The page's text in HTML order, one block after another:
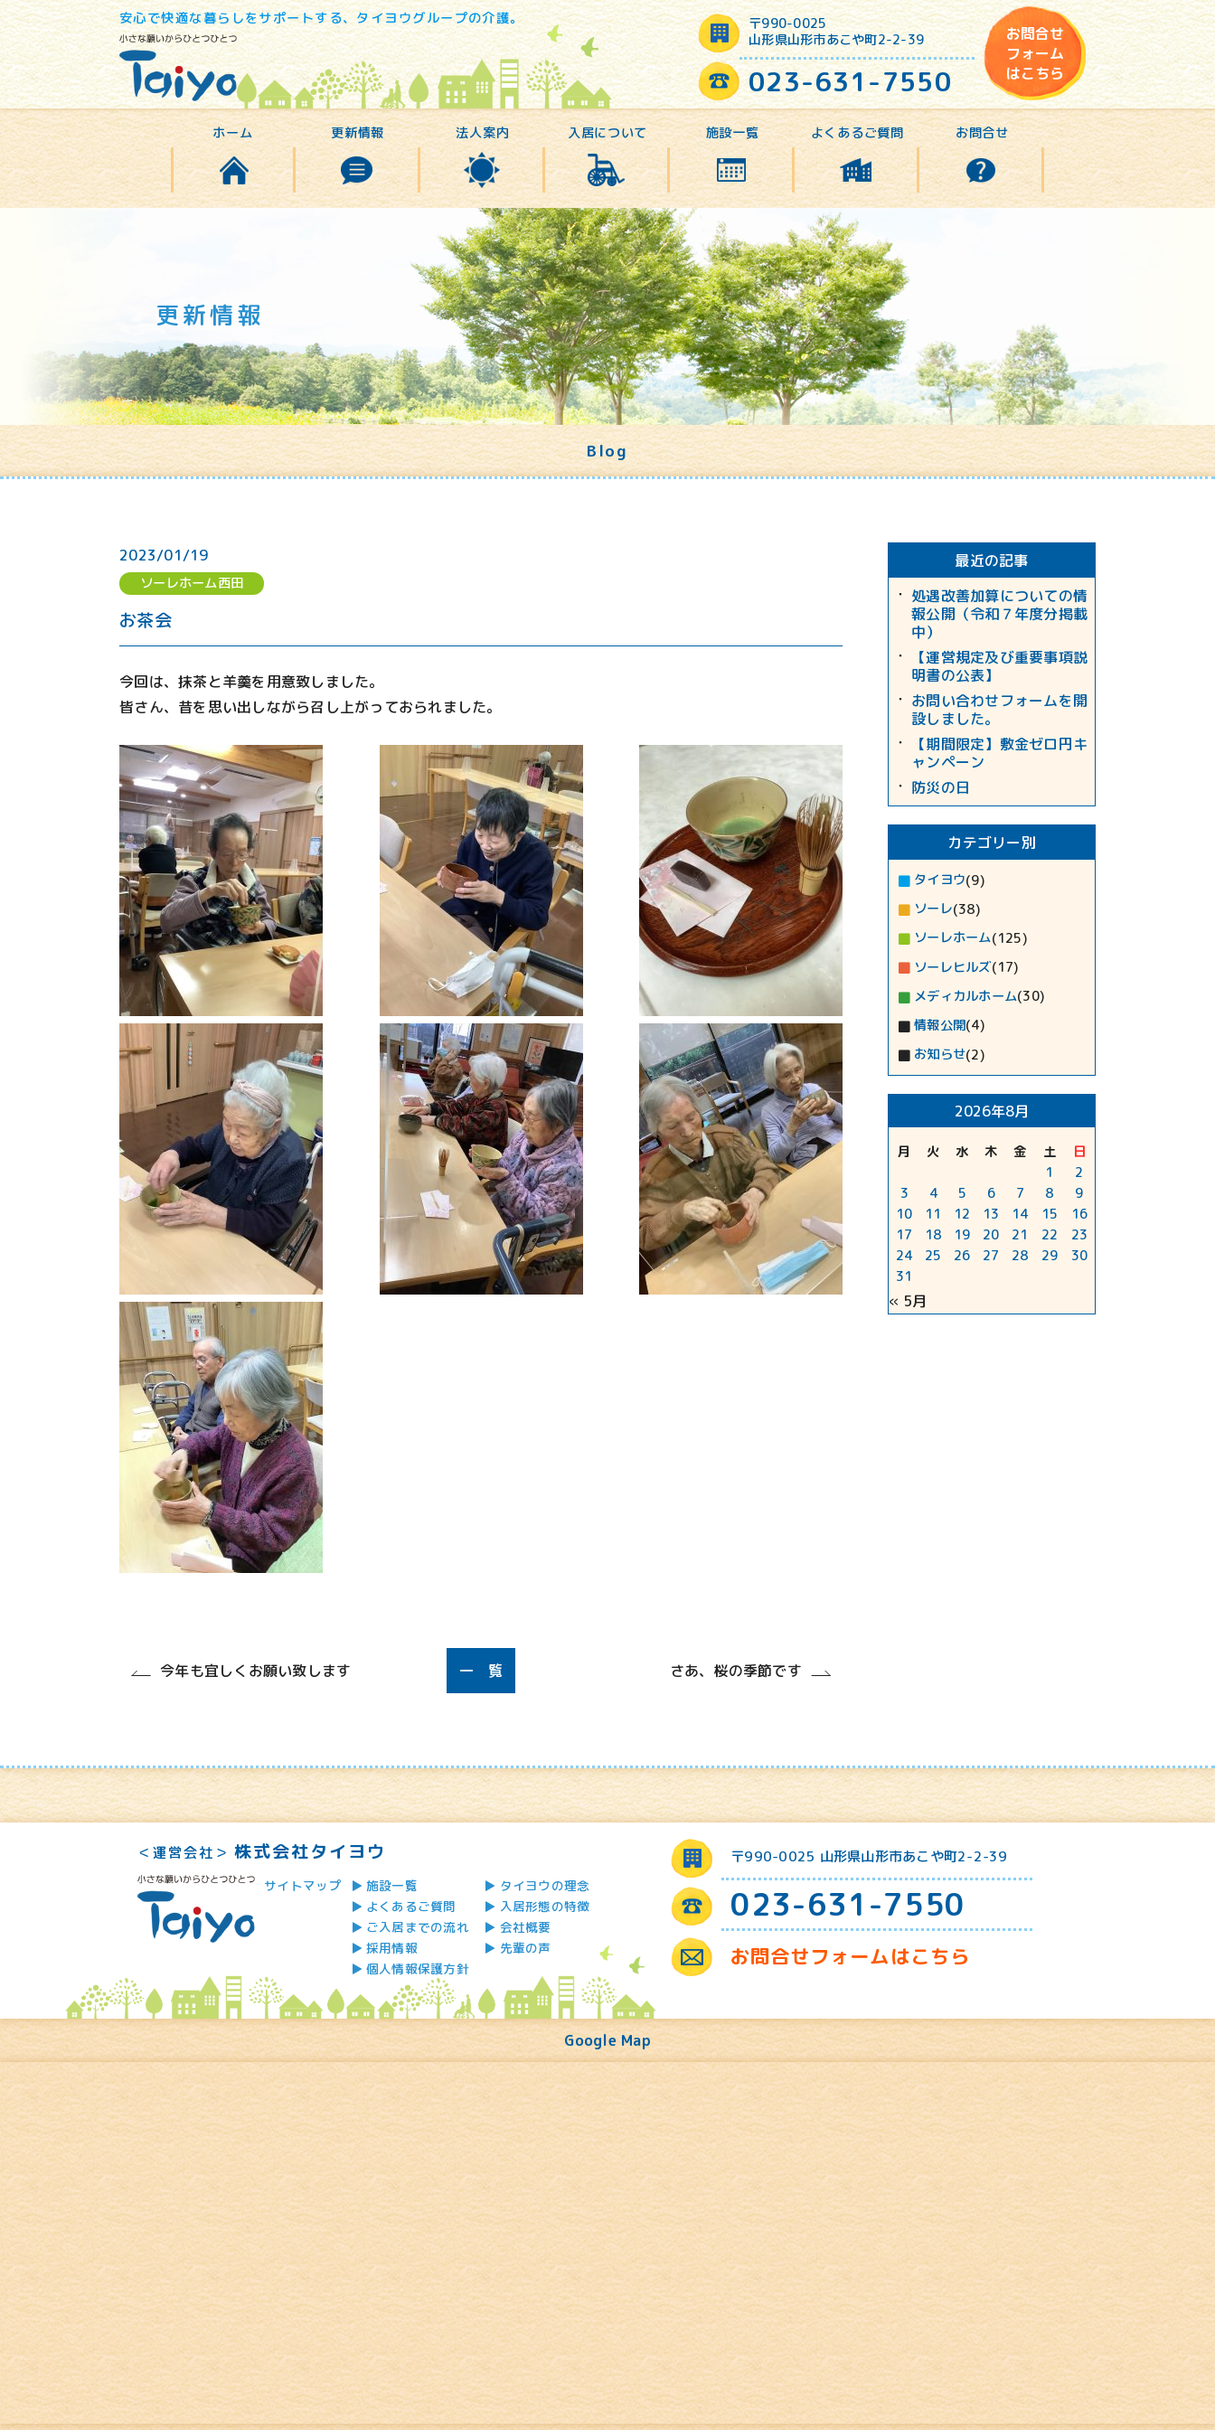
安心で快適な暮らしをサポートする、タイヨウグループの介護。
〒990-0025
山形県山形市あこや町2-2-39
023-631-7550
お問合せ
フォーム
はこちら
ホーム 更新情報 法人案内 入居について 施設一覧 よくあるご質問 お問合せ
更新情報
Blog
2023/01/19
ソーレホーム西田
お茶会
今回は、抹茶と羊羹を用意致しました。
皆さん、昔を思い出しながら召し上がっておられました。
今年も宜しくお願い致します 一 覧 さあ、桜の季節です
最近の記事
処遇改善加算についての情
報公開（令和７年度分掲載
中）
【運営規定及び重要事項説
明書の公表】
お問い合わせフォームを開
設しました。
【期間限定】敷金ゼロ円キ
ャンペーン
防災の日
カテゴリー別
タイヨウ(9)
ソーレ(38)
ソーレホーム(125)
ソーレヒルズ(17)
メディカルホーム(30)
情報公開(4)
お知らせ(2)
2026年8月
月 火 水 木 金 土
日
1
2
3
4 5 6 7 8
9
10
11 12 13 14 15
16
17
18 19 20 21 22
23
24
25 26 27 28 29
30
31
« 5月
＜運営会社＞株式会社タイヨウ
サイトマップ 施設一覧
タイヨウの理念
よくあるご質問
入居形態の特徴
ご入居までの流れ
会社概要
採用情報
先輩の声
個人情報保護方針
〒990-0025 山形県山形市あこや町2-2-39
023-631-7550
お問合せフォームはこちら
Google Map